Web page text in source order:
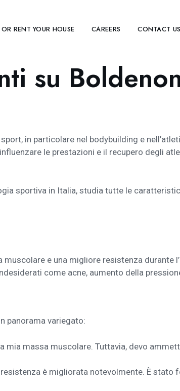
OR RENT YOUR HOUSE CAREERS CONTACT US
su
in particolare nel bodybuilding e
le prestazioni e il recupero degli
sportiva in Italia, studia tutte le
e una migliore resistenza durante
come acne, aumento della
panorama variegato:
mia massa muscolare. Tuttavia, devo
resistenza è migliorata notevolmente. È stato